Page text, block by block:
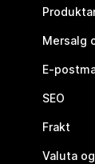
Mersalg
E-
SEO
Frakt
Valuta